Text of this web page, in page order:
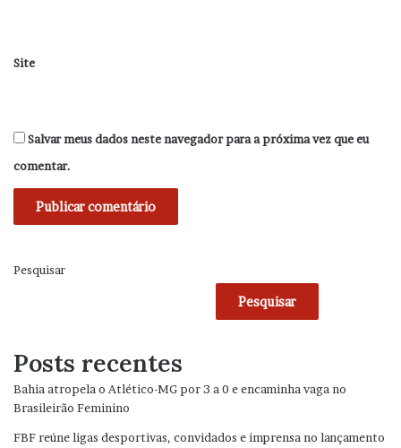
Site
Salvar meus dados neste navegador para a próxima vez que eu
comentar.
Pesquisar
Pesquisar
Posts recentes
Bahia atropela o Atlético-MG por 3 a 0 e encaminha vaga no
Brasileirão Feminino
FBF reúne ligas desportivas, convidados e imprensa no lançamento